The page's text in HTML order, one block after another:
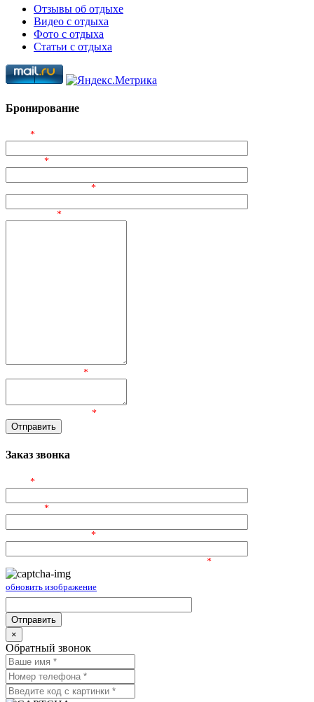
Отзывы об отдыхе
Видео с отдыха
Фото с отдыха
Статьи с отдыха
Бронирование
*
*
*
*
*
*
Заказ звонка
*
*
*
*
обновить изображение
×
Обратный звонок